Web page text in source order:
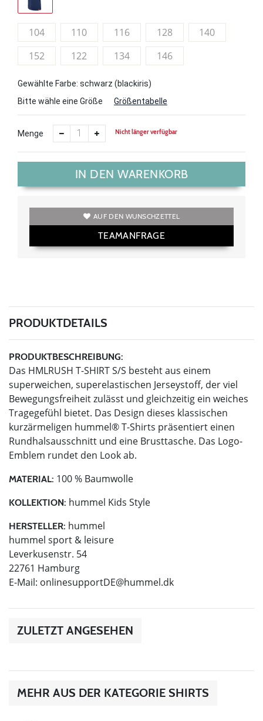
104 110 116 128
140
152
122 134 146
Gewählte Farbe: schwarz (blackiris)
Bitte wähle eine Größe
Größentabelle
Menge Nicht länger verfügbar
IN DEN WARENKORB
AUF DEN WUNSCHZETTEL
TEAMANFRAGE
PRODUKTDETAILS
PRODUKTBESCHREIBUNG:
Das HMLRUSH T-SHIRT S/S besteht aus einem
superweichen, superelastischen Jerseystoff, der viel
Bewegungsfreiheit zulässt und gleichzeitig ein weiches
Tragegefühl bietet. Das Design dieses klassischen
kurzärmeligen hummel® T-Shirts präsentiert einen
Rundhalsausschnitt und eine Brusttasche. Das Logo-
Emblem rundet den Look ab.
MATERIAL: 100 % Baumwolle
KOLLEKTION: hummel Kids Style
HERSTELLER: hummel
hummel sport & leisure
Leverkusenstr. 54
22761 Hamburg
E-Mail: onlinesupportDE@hummel.dk
ZULETZT ANGESEHEN
MEHR AUS DER KATEGORIE SHIRTS